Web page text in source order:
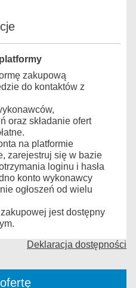
zakupową
do kontaktów z
oraz składanie ofert
na platformie
zarejestruj się w bazie
loginu i hasła
konto wykonawcy
ogłoszeń od wielu
jest dostępny
Deklaracja dostępności